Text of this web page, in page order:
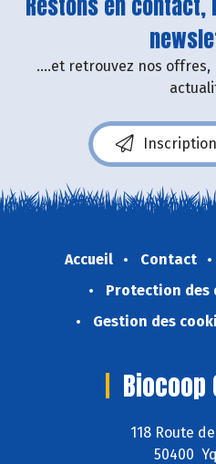
Restons en
....et retrouvez nos
Accueil Contact
Protection des
Gestion des
Biocoop
118 Route
50400